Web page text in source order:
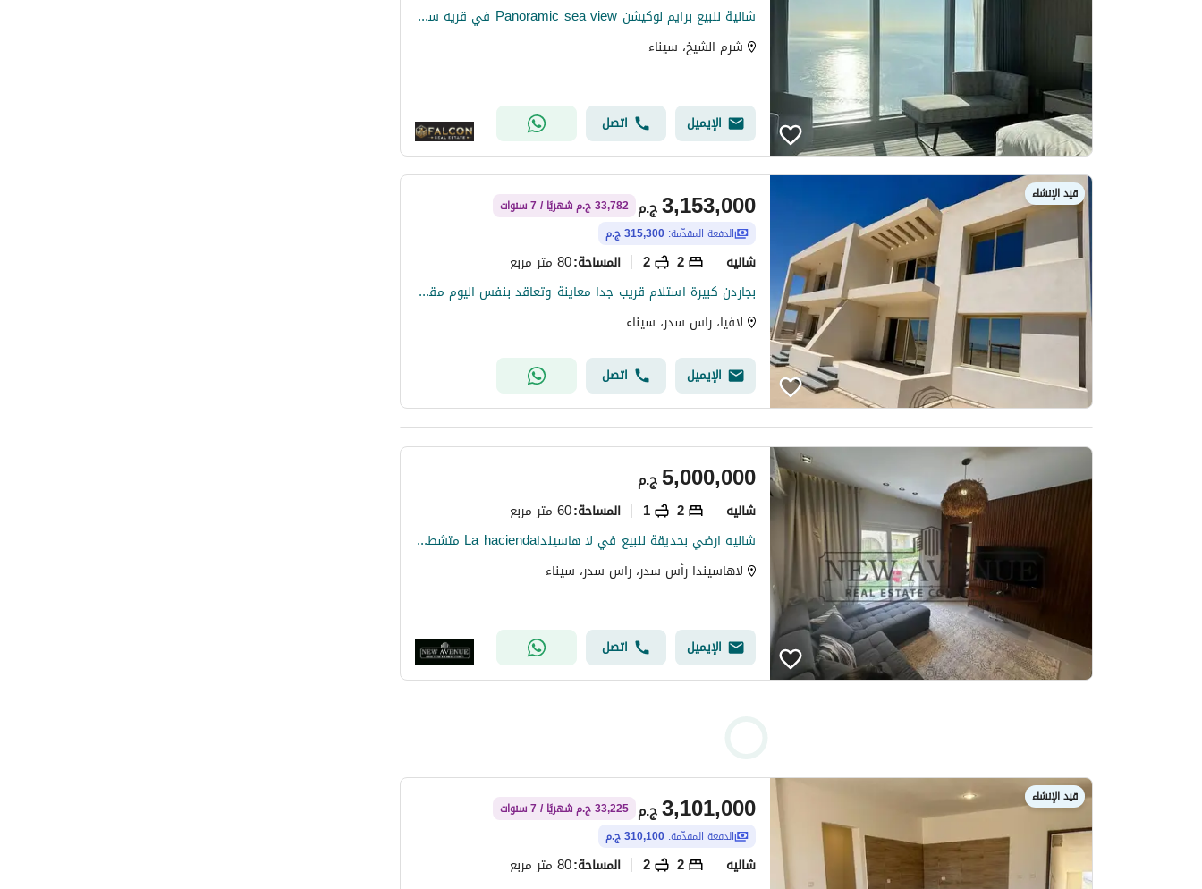
شالية للبيع برايم لوكيشن Panoramic sea view في قريه سوما باي Soma Bay في الغردقه
شرم الشيخ، سيناء
الإيميل اتصل
قيد الإنشاء
ج.م3,153,000
33,782 ج.م شهريًا / 7 سنوات
الدفعة المقدّمة: 315,300 ج.م
شاليه 2
2 المساحة:80 متر مربع
بجاردن كبيرة استلام قريب جدا معاينة وتعاقد بنفس اليوم مقدم 15%
لافيا، راس سدر، سيناء
الإيميل اتصل
ج.م5,000,000
شاليه 2
1 المساحة:60 متر مربع
شاليه ارضي بحديقة للبيع في لا هاسينداLa hacienda متشطب بالكامل بالتكيفات غرفتين
لاهاسيندا رأس سدر، راس سدر، سيناء
الإيميل اتصل
قيد الإنشاء
ج.م3,101,000
33,225 ج.م شهريًا / 7 سنوات
الدفعة المقدّمة: 310,100 ج.م
شاليه 2
2 المساحة:80 متر مربع